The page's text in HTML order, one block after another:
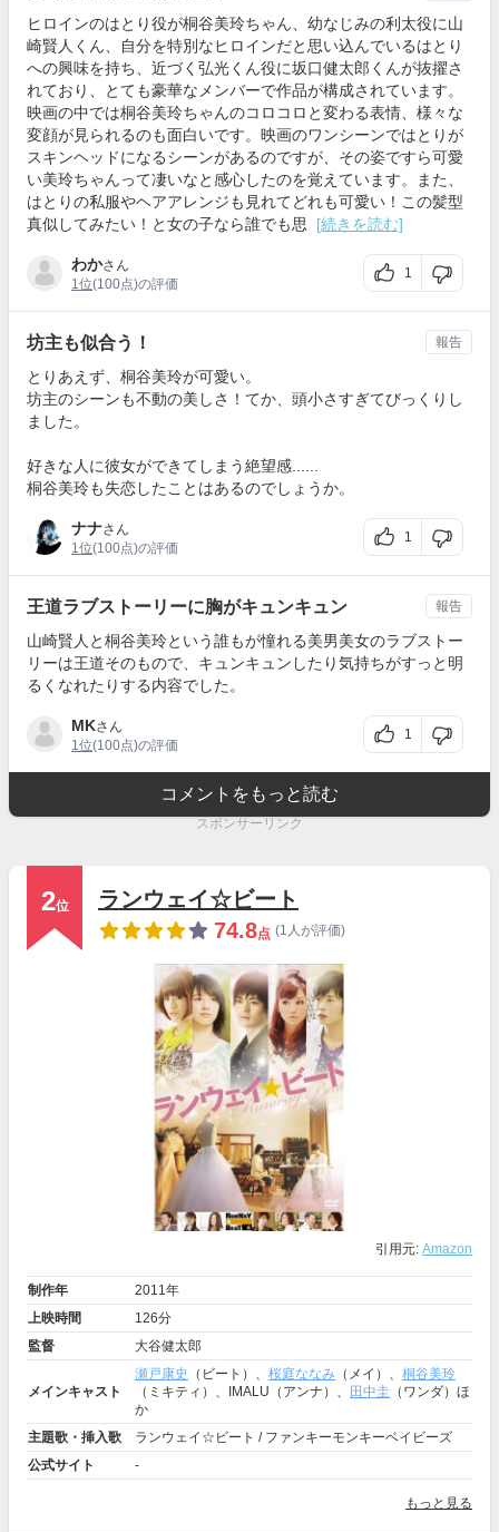
ヒロインのはとり役が桐谷美玲ちゃん、幼なじみの利太役に山
崎賢人くん、自分を特別なヒロインだと思い込んでいるはとり
への興味を持ち、近づく弘光くん役に坂口健太郎くんが抜擢さ
れており、とても豪華なメンバーで作品が構成されています。
映画の中では桐谷美玲ちゃんのコロコロと変わる表情、様々な
変顔が見られるのも面白いです。映画のワンシーンではとりが
スキンヘッドになるシーンがあるのですが、その姿ですら可愛
い美玲ちゃんって凄いなと感心したのを覚えています。また、
はとりの私服やヘアアレンジも見れてどれも可愛い！この髪型
真似してみたい！と女の子なら誰でも思
[続きを読む]
わかさん
1位(100点)の評価
1
坊主も似合う！
とりあえず、桐谷美玲が可愛い。
坊主のシーンも不動の美しさ！てか、頭小さすぎてびっくりし
ました。
好きな人に彼女ができてしまう絶望感......
桐谷美玲も失恋したことはあるのでしょうか。
ナナさん
1位(100点)の評価
1
報告
王道ラブストーリーに胸がキュンキュン
山崎賢人と桐谷美玲という誰もが憧れる美男美女のラブストー
リーは王道そのもので、キュンキュンしたり気持ちがすっと明
るくなれたりする内容でした。
MKさん
1位(100点)の評価
1
報告
コメントをもっと読む
スポンサーリンク
2位
ランウェイ☆ビート
74.8点 (1人が評価)
引用元: Amazon
制作年
2011年
上映時間
126分
監督
大谷健太郎
メインキャスト
瀬戸康史 （ビート）、 桜庭ななみ （メイ）、 桐谷美玲
（ミキティ）、IMALU（アンナ）、
田中圭 （ワンダ）ほ
か
主題歌・挿入歌
ランウェイ☆ビート / ファンキーモンキーベイビーズ
公式サイト
-
もっと見る